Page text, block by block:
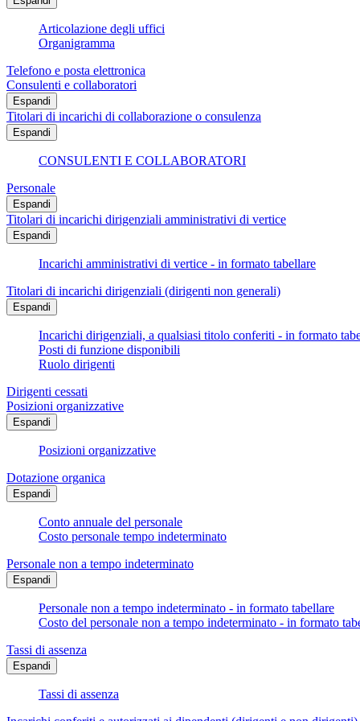
Articolazione degli uffici
Organigramma
Telefono e posta elettronica
Consulenti e collaboratori
Espandi
Titolari di incarichi di collaborazione o consulenza
Espandi
CONSULENTI E COLLABORATORI
Personale
Espandi
Titolari di incarichi dirigenziali amministrativi di vertice
Espandi
Incarichi amministrativi di vertice - in formato tabellare
Titolari di incarichi dirigenziali (dirigenti non generali)
Espandi
Incarichi dirigenziali, a qualsiasi titolo conferiti - in formato
Posti di funzione disponibili
Ruolo dirigenti
Dirigenti cessati
Posizioni organizzative
Espandi
Posizioni organizzative
Dotazione organica
Espandi
Conto annuale del personale
Costo personale tempo indeterminato
Personale non a tempo indeterminato
Espandi
Personale non a tempo indeterminato - in formato tabellare
Costo del personale non a tempo indeterminato - in formato
Tassi di assenza
Espandi
Tassi di assenza